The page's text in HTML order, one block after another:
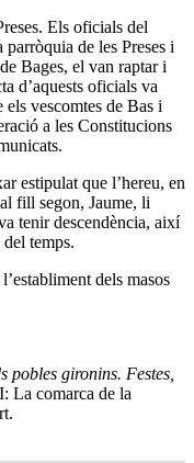
Els oficials del
de les Preses i
Bages, el van raptar i
d’aquests oficials va
vescomtes de Bas i
a les Constitucions
estipulat que l’hereu, en
fill segon, Jaume, li
tenir descendència, així
temps.
dels masos
pobles gironins. Festes,
La comarca de la